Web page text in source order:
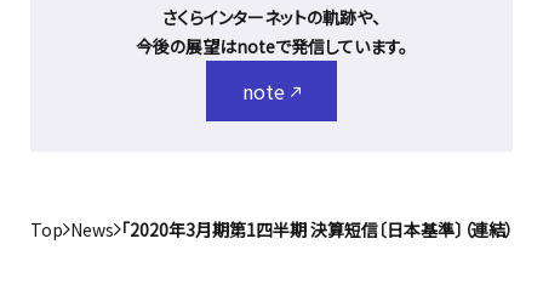
さくらインターネットの軌跡や、
今後の展望はnoteで発信しています。
note
Top News 「2020年3月期第1四半期 決算短信〔日本基準〕（連結）」